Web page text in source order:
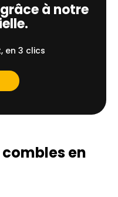
à notre
en 3 clics
en